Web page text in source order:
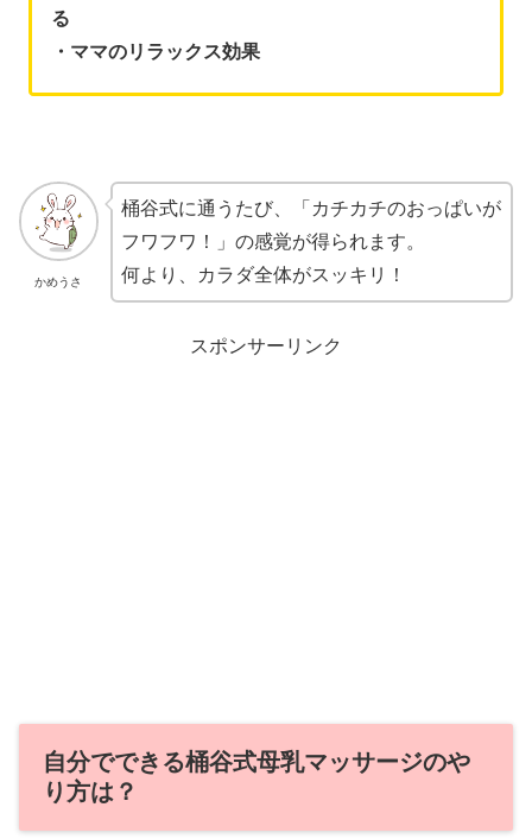
る
・ママのリラックス効果
かめうさ
桶谷式に通うたび、「カチカチのおっぱいが
フワフワ！」の感覚が得られます。
何より、カラダ全体がスッキリ！
スポンサーリンク
自分でできる桶谷式母乳マッサージのや
り方は？